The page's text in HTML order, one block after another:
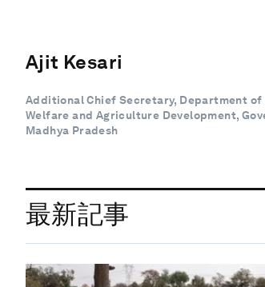
Ajit Kesari
Additional Chief Secretary, Department of
Welfare and Agriculture Development,
Madhya Pradesh
最新記事